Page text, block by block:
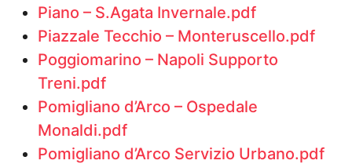
Piano – S.Agata Invernale.pdf
Piazzale Tecchio – Monteruscello.pdf
Poggiomarino – Napoli Supporto
Treni.pdf
Pomigliano d’Arco – Ospedale
Monaldi.pdf
Pomigliano d’Arco Servizio Urbano.pdf